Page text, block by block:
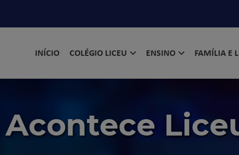
INÍCIO COLÉGIO LICEU ENSINO FAMÍLIA E
Acontece